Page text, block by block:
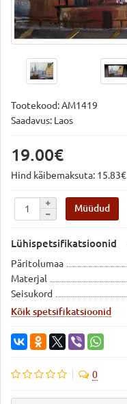
Tootekood:AM1419
Saadavus: Laos
19.00€
Hind käibemaksuta: 15.83€
Müüdud
Lühispetsifikatsioonid
Päritolumaa
Materjal
Seisukord
Kõik spetsifikatsioonid
0